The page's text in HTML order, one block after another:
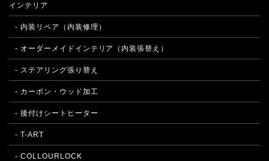
インテリア
- 内装リペア（内装修理）
- オーダーメイドインテリア（内装張替え）
- ステアリング張り替え
- カーボン・ウッド加工
- 後付けシートヒーター
- T-ART
- COLLOURLOCK